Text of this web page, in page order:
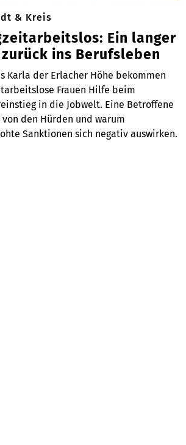
& Kreis
Ein langer
zurück ins Berufsleben
Karla der Erlacher Höhe bekommen
Frauen Hilfe beim
in die Jobwelt. Eine Betroffene
den Hürden und warum
Sanktionen sich negativ auswirken.